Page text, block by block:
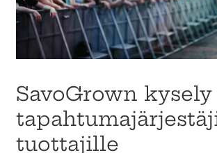
SavoGrown kysely
tuottajille